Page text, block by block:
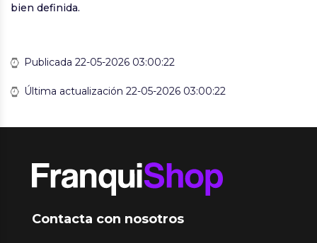
bien definida.
Publicada 22-05-2026 03:00:22
Última actualización 22-05-2026 03:00:22
Contacta con nosotros